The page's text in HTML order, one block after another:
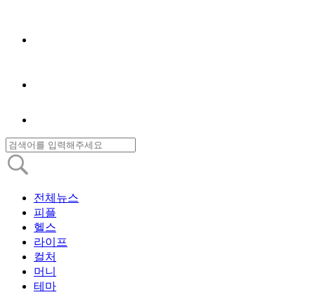
전체뉴스
피플
헬스
라이프
컬처
머니
테마